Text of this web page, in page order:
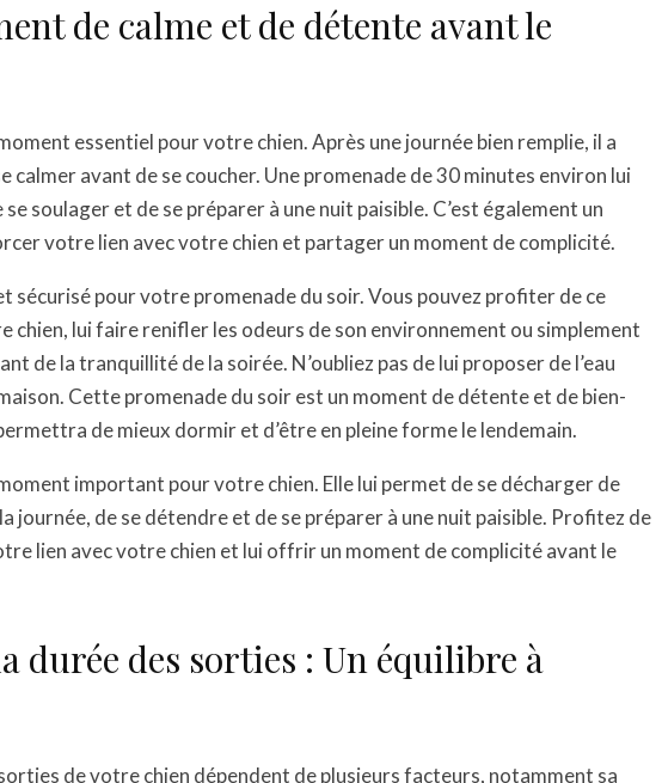
de calme et de détente avant le
essentiel pour votre chien. Après une journée bien remplie, il a
calmer avant de se coucher. Une promenade de 30 minutes environ lui
soulager et de se préparer à une nuit paisible. C’est également un
votre lien avec votre chien et partager un moment de complicité.
sécurisé pour votre promenade du soir. Vous pouvez profiter de ce
chien, lui faire renifler les odeurs de son environnement ou simplement
de la tranquillité de la soirée. N’oubliez pas de lui proposer de l’eau
Cette promenade du soir est un moment de détente et de bien-
de mieux dormir et d’être en pleine forme le lendemain.
important pour votre chien. Elle lui permet de se décharger de
journée, de se détendre et de se préparer à une nuit paisible. Profitez de
lien avec votre chien et lui offrir un moment de complicité avant le
durée des sorties : Un équilibre à
de votre chien dépendent de plusieurs facteurs, notamment sa